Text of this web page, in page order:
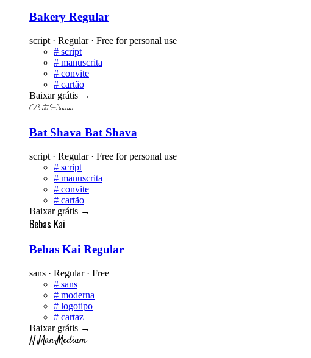
Bakery Regular
script · Regular · Free for personal use
# script
# manuscrita
# convite
# cartão
Baixar grátis →
Bat Shava
Bat Shava Bat Shava
script · Regular · Free for personal use
# script
# manuscrita
# convite
# cartão
Baixar grátis →
Bebas Kai
Bebas Kai Regular
sans · Regular · Free
# sans
# moderna
# logotipo
# cartaz
Baixar grátis →
H Man Medium